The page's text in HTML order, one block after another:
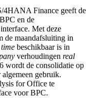
4HANA Finance geeft de
en de
Met deze
de maandafsluiting in
beschikbaar is in
verhoudingen real
wordt de consolidatie op
gebruik.
for Office te
voor BPC.